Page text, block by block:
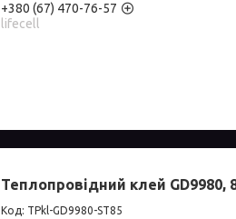
+380 (67) 470-76-57
lifecell
Теплопровідний клей GD9980,
TPkl-GD9980-ST85